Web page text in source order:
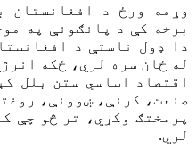
وړمه ورځ د افغانستان
برخه کې د پانګونې په
دا ډول ناستې د
له ځان سره لري، ځکه
اقتصاد اساسي ستن بلل
صنعت، کرنې، ښوونې،
پرمختګ وکړي، تر څو چې
لري.